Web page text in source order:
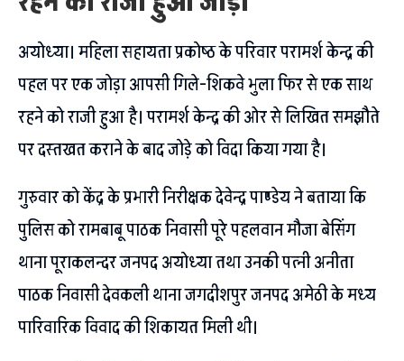
अयोध्या। महिला सहायता प्रकोष्ठ के परिवार परामर्श केन्द्र की
पहल पर एक जोड़ा आपसी गिले-शिकवे भुला फिर से एक साथ
रहने को राजी हुआ है। परामर्श केन्द्र की ओर से लिखित समझौते
पर दस्तखत कराने के बाद जोड़े को विदा किया गया है।
गुरुवार को केंद्र के प्रभारी निरीक्षक देवेन्द्र पाण्डेय ने बताया कि
पुलिस को रामबाबू पाठक निवासी पूरे पहलवान मौजा बेसिंग
थाना पूराकलन्दर जनपद अयोध्या तथा उनकी पत्नी अनीता
पाठक निवासी देवकली थाना जगदीशपुर जनपद अमेठी के मध्य
पारिवारिक विवाद की शिकायत मिली थी।